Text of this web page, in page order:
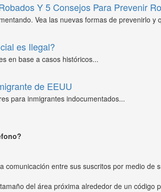
Y 5 Consejos Para Prevenir
Vea las nuevas formas de prevenirlo y
es Ilegal?
en base a casos históricos...
de EEUU
para inmigrantes indocumentados...
comunicación entre sus suscritos por medio
del área próxima alrededor de un código